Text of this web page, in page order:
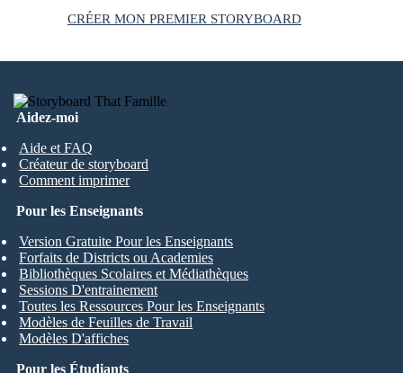
CRÉER MON PREMIER STORYBOARD
Aidez-moi
Aide et FAQ
Créateur de storyboard
Comment imprimer
Pour les Étudiants
Pour les Enseignants
Version Gratuite Pour les Enseignants
Forfaits de Districts ou Academies
Bibliothèques Scolaires et Médiathèques
Sessions D'entrainement
Toutes les Ressources Pour les Enseignants
Modèles de Feuilles de Travail
Modèles D'affiches